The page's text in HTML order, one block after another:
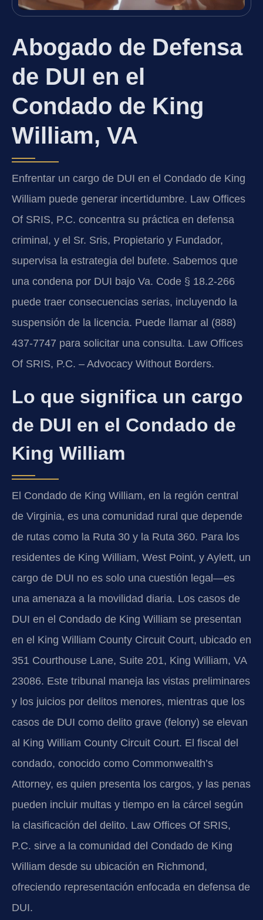
Abogado de Defensa
de DUI en el
Condado de King
William, VA
Enfrentar un cargo de DUI en el Condado de King
William puede generar incertidumbre. Law Offices
Of SRIS, P.C. concentra su práctica en defensa
criminal, y el Sr. Sris, Propietario y Fundador,
supervisa la estrategia del bufete. Sabemos que
una condena por DUI bajo Va. Code § 18.2-266
puede traer consecuencias serias, incluyendo la
suspensión de la licencia. Puede llamar al (888)
437-7747 para solicitar una consulta. Law Offices
Of SRIS, P.C. – Advocacy Without Borders.
Lo que significa un cargo
de DUI en el Condado de
King William
El Condado de King William, en la región central
de Virginia, es una comunidad rural que depende
de rutas como la Ruta 30 y la Ruta 360. Para los
residentes de King William, West Point, y Aylett, un
cargo de DUI no es solo una cuestión legal—es
una amenaza a la movilidad diaria. Los casos de
DUI en el Condado de King William se presentan
en el King William County Circuit Court, ubicado en
351 Courthouse Lane, Suite 201, King William, VA
23086. Este tribunal maneja las vistas preliminares
y los juicios por delitos menores, mientras que los
casos de DUI como delito grave (felony) se elevan
al King William County Circuit Court. El fiscal del
condado, conocido como Commonwealth’s
Attorney, es quien presenta los cargos, y las penas
pueden incluir multas y tiempo en la cárcel según
la clasificación del delito. Law Offices Of SRIS,
P.C. sirve a la comunidad del Condado de King
William desde su ubicación en Richmond,
ofreciendo representación enfocada en defensa de
DUI.